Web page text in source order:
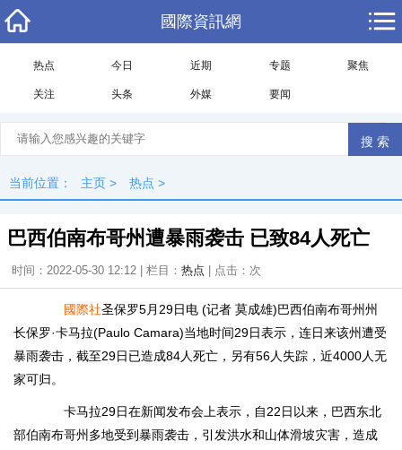
國際資訊網
热点 今日 近期 专题 聚焦
关注 头条 外媒 要闻
当前位置： 主页 > 热点 >
巴西伯南布哥州遭暴雨袭击 已致84人死亡
时间：2022-05-30 12:12 | 栏目： 热点 | 点击： 次
國際社圣保罗5月29日电 (记者 莫成雄)巴西伯南布哥州州
长保罗·卡马拉(Paulo Camara)当地时间29日表示，连日来该州遭受
暴雨袭击，截至29日已造成84人死亡，另有56人失踪，近4000人无
家可归。
卡马拉29日在新闻发布会上表示，自22日以来，巴西东北
部伯南布哥州多地受到暴雨袭击，引发洪水和山体滑坡灾害，造成